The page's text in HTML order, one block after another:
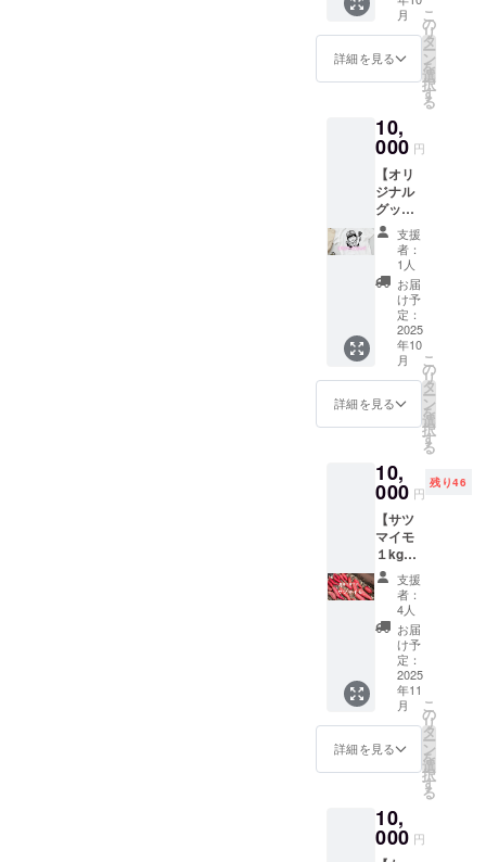
1~2ヶ月
前後す
る可能
性があ
ドファ
ンディ
ング手
数料と
配送料
の都合
で少々
割高に
なって
おりま
すが、
ご容赦
くださ
い。
間：1年
注意事
項：支
援時、
希望さ
れるお
名前を
ご記入
くださ
い 感謝
をこめ
て動画
を作り
ます。
・感謝
の手紙
も送り
ます！
さい！
【秋
キャベ
ツ】 ・
1Ｋ前後
入り ・
いろん
な料理
にオス
スメで
す！ 保
存方
法：常
温保存
産地：
山形県
高畠町
賞費期
限：お
届けよ
りなる
べく早
さい ※
写真は
イメー
ジで
す。 ※
収穫時
期によ
り配送
日が
1~2ヶ月
前後す
る可能
性があ
りま
す。 ※
クラウ
ドファ
配送料
の都合
で少々
月
詳細を見る
こ
の
リ
タ
ー
ン
を
選
択
す
る
10,
000 円
【オリ
ジナル
グッ
ズ】
「しゃ
んくす
ろー
ど」の
キャラ
クター
デザイ
ンした
Ｔシャ
ツ＋ス
テッ
カーを
ます。
（商品
の説
明） ・
数量：1
点 ・サ
イズ：
ｓ～ＸX
Ｌ ・カ
ラー白
支援
者：
1人
お届
け予
定：
2025
年10
月
詳細を見る
こ
の
リ
タ
ー
ン
を
選
択
す
る
10,
000 円
残り46
【サツ
マイモ
１kg】
しゃん
くす
ろーど
が育て
たサツ
マイモ
をお楽
しみく
ださ
い！
【紅は
るか、
シルク
ト】 ・
500ｇ前
後で2本
支援
者：
4人
お届
け予
定：
2025
年11
月
詳細を見る
こ
の
リ
タ
ー
ン
を
選
択
す
る
10,
000 円